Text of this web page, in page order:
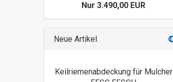
Nur 3.490,00 EUR
Neue Artikel
Keilriemenabdeckung für Mulcher